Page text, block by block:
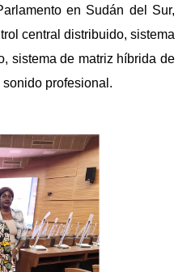
en Sudán del Sur,
central distribuido, sistema
sistema de matriz híbrida de
profesional.